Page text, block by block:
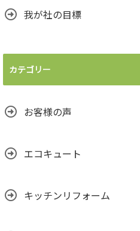
我が社の目標
カテゴリー
お客様の声
エコキュート
キッチンリフォーム